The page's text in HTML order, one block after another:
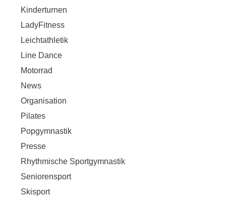
Kinderturnen
LadyFitness
Leichtathletik
Line Dance
Motorrad
News
Organisation
Pilates
Popgymnastik
Presse
Rhythmische Sportgymnastik
Seniorensport
Skisport